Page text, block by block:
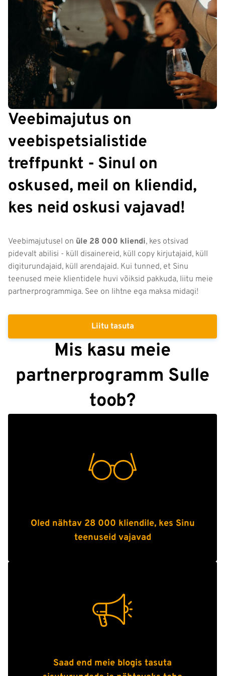
Veebimajutus on
veebispetsialistide
treffpunkt - Sinul on
oskused, meil on kliendid,
kes neid oskusi vajavad!
Veebimajutusel on üle 28 000 kliendi, kes otsivad
pidevalt abilisi - küll disainereid, küll copy kirjutajaid, küll
digiturundajaid, küll arendajaid. Kui tunned, et Sinu
teenused meie klientidele huvi võiksid pakkuda, liitu meie
partnerprogrammiga. See on lihtne ega maksa midagi!
Liitu tasuta
Mis kasu meie
partnerprogramm Sulle
toob?
Oled nähtav 28 000 kliendile, kes Sinu
teenuseid vajavad
Saad end meie blogis tasuta